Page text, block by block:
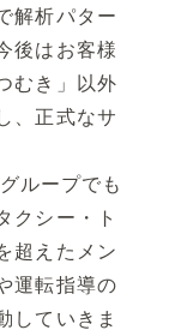
解析パター
後はお客様
むき」以外
、正式なサ
ループでも
クシー・ト
超えたメン
運転指導の
していきま